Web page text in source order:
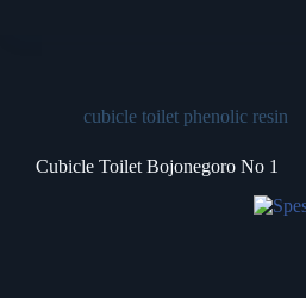
cubicle toilet phenolic resin
Cubicle Toilet Bojonegoro No 1